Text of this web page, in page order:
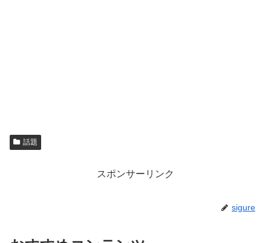
話題
スポンサーリンク
sigure